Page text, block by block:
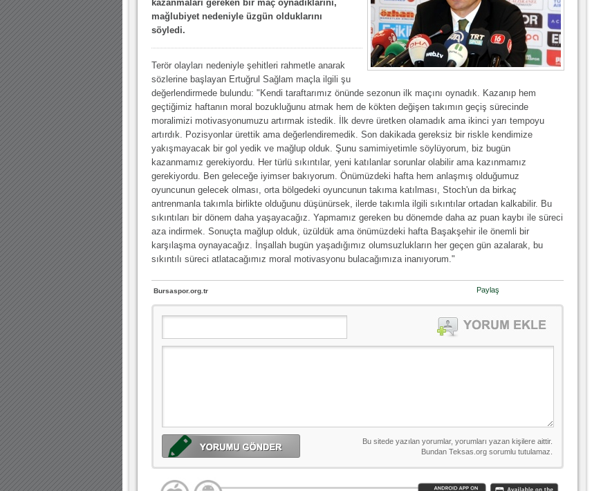
10.04.2023 14:44 | Hoş geldin Göktuğ Bebek!
11.11.2025 14:13 |Hoş geldin Ertuğrul Bebek!
12.10.2025 17:30 |MUTLULUKLAR SİNAN SILACI
16.07.2024 14:32 |Hoş geldin Kerem Bebek!
08.01.2024 19:01 |Hoş geldin Aslan bebek!
03.01.2024 19:09 |Hoş geldin Güneş bebek!
kazanmaları gereken bir maç oynadıklarını,
mağlubiyet nedeniyle üzgün olduklarını
söyledi.
Terör olayları nedeniyle şehitleri rahmetle anarak
sözlerine başlayan Ertuğrul Sağlam maçla ilgili şu
değerlendirmede bulundu: "Kendi taraftarımız önünde sezonun ilk maçını oynadık. Kazanıp hem
geçtiğimiz haftanın moral bozukluğunu atmak hem de kökten değişen takımın geçiş sürecinde
moralimizi motivasyonumuzu artırmak istedik. İlk devre üretken olamadık ama ikinci yarı tempoyu
artırdık. Pozisyonlar ürettik ama değerlendiremedik. Son dakikada gereksiz bir riskle kendimize
yakışmayacak bir gol yedik ve mağlup olduk. Şunu samimiyetimle söylüyorum, biz bugün
kazanmamız gerekiyordu. Her türlü sıkıntılar, yeni katılanlar sorunlar olabilir ama kazınmamız
gerekiyordu. Ben geleceğe iyimser bakıyorum. Önümüzdeki hafta hem anlaşmış olduğumuz
oyuncunun gelecek olması, orta bölgedeki oyuncunun takıma katılması, Stoch'un da birkaç
antrenmanla takımla birlikte olduğunu düşünürsek, ilerde takımla ilgili sıkıntılar ortadan kalkabilir. Bu
sıkıntıları bir dönem daha yaşayacağız. Yapmamız gereken bu dönemde daha az puan kaybı ile süreci
aza indirmek. Sonuçta mağlup olduk, üzüldük ama önümüzdeki hafta Başakşehir ile önemli bir
karşılaşma oynayacağız. İnşallah bugün yaşadığımız olumsuzlukların her geçen gün azalarak, bu
sıkıntılı süreci atlatacağımız moral motivasyonu bulacağımıza inanıyorum."
Bursaspor.org.tr Paylaş
1. Lig 32. Hafta